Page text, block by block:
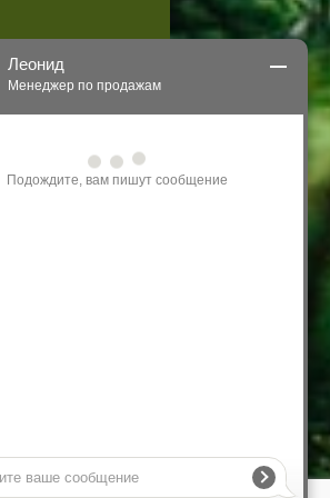
онлайн-сайте
и
Леонид
Менеджер по продажам
Вас по нашим
и проектам.